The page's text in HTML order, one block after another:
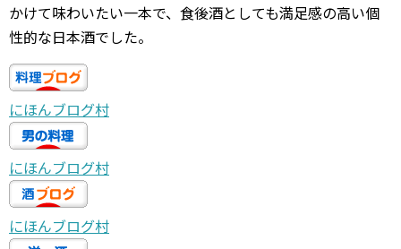
かけて味わいたい一本で、食後酒としても満足感の高い個
性的な日本酒でした。
にほんブログ村
にほんブログ村
にほんブログ村